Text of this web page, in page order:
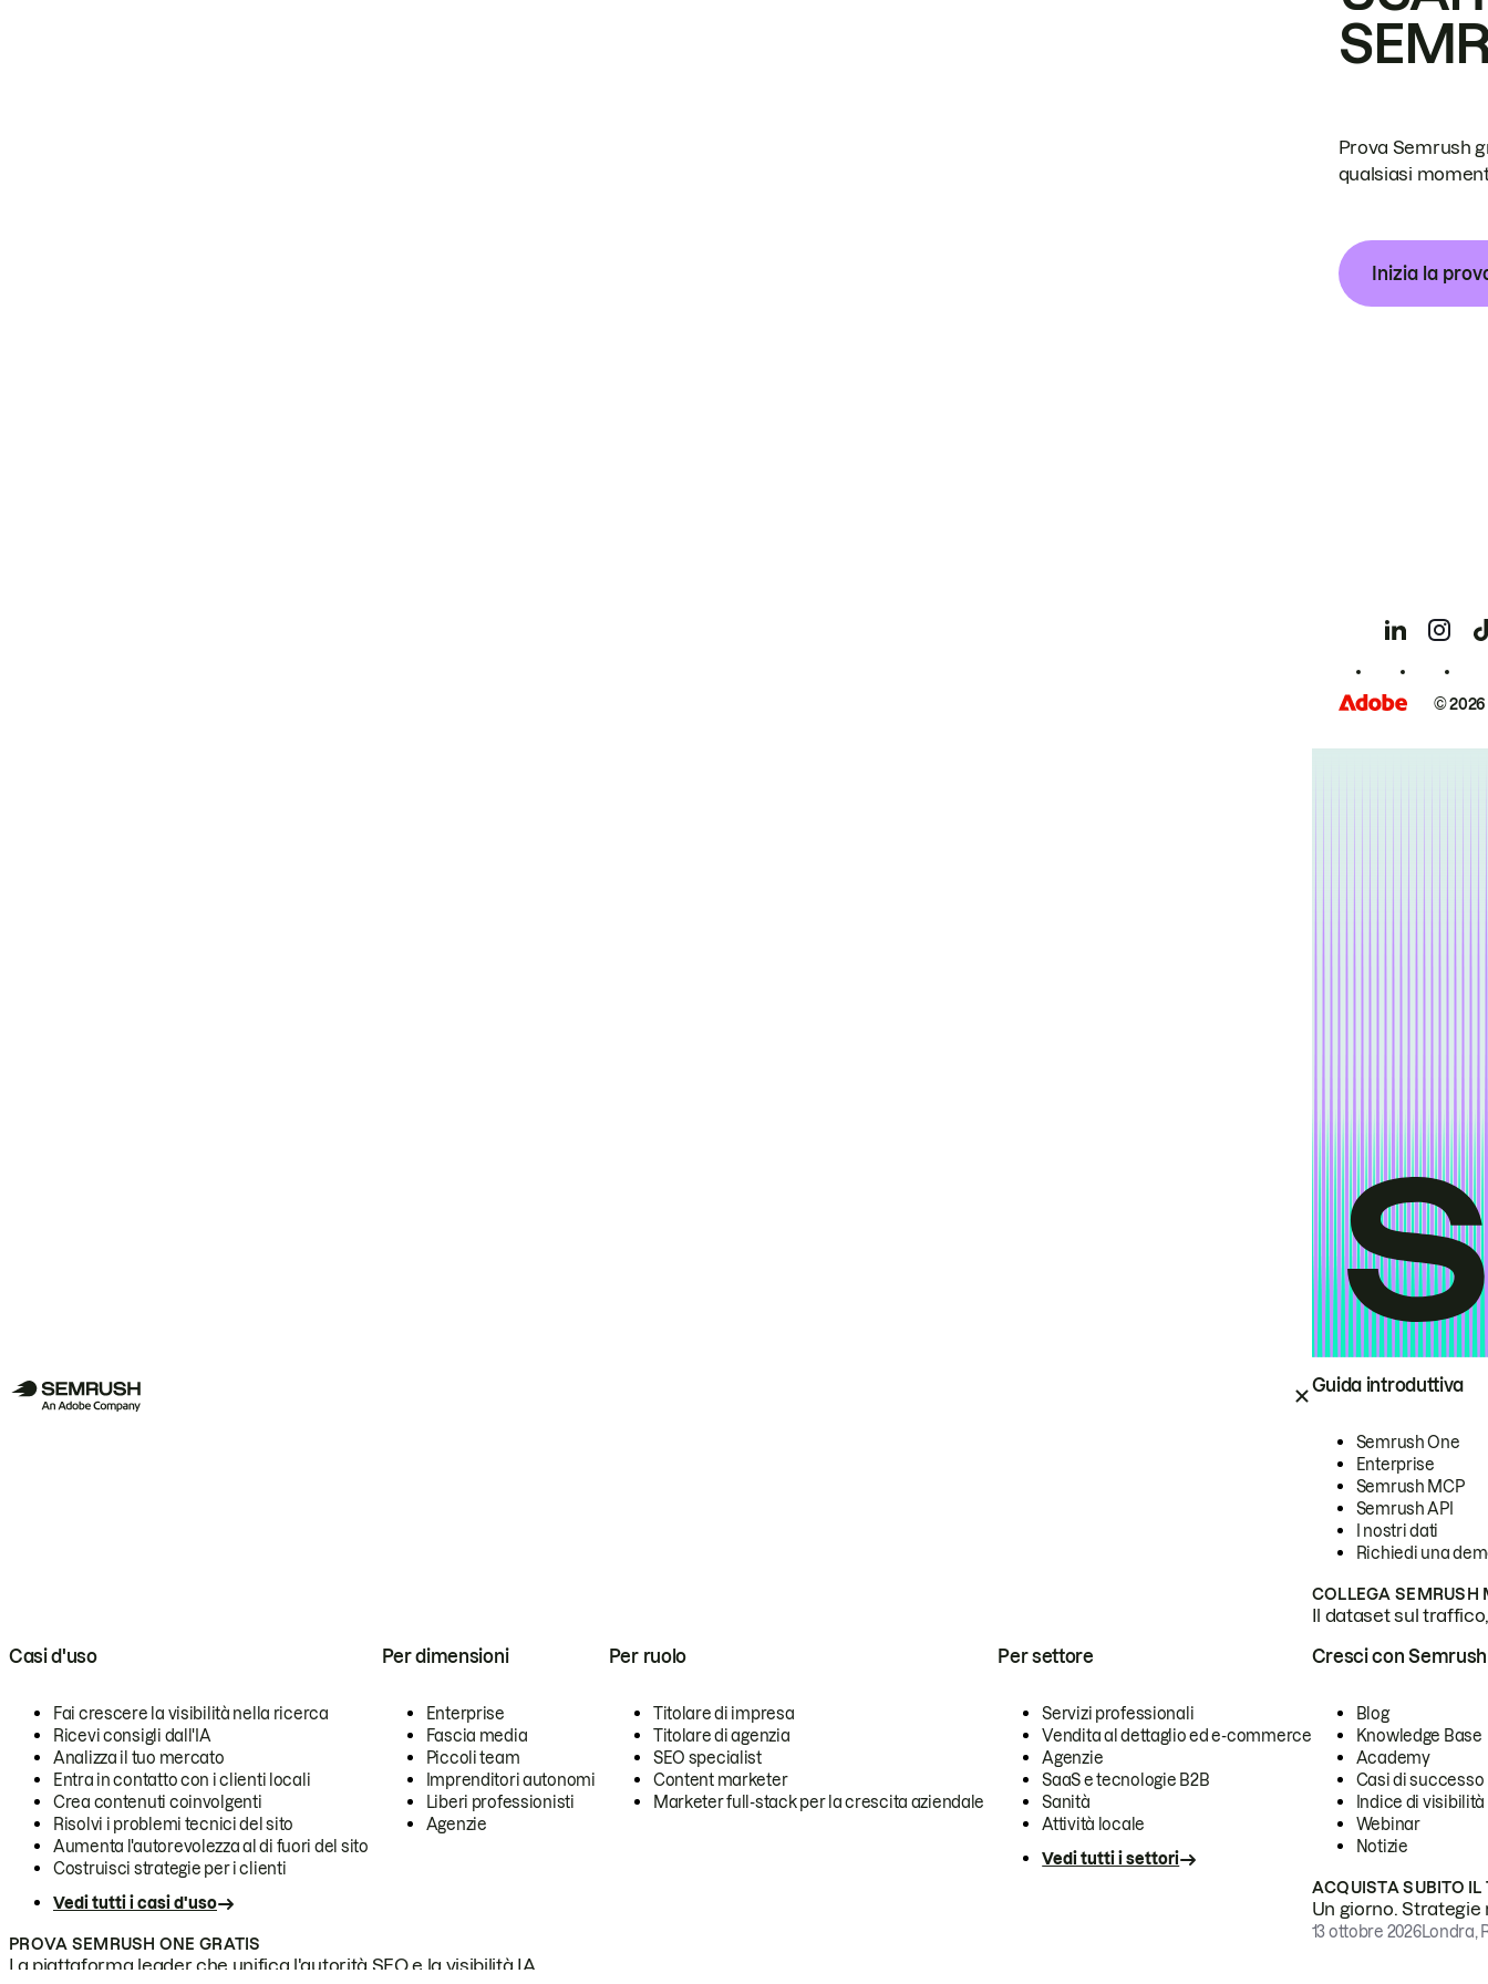
Guida introduttiva
Semrush One
Enterprise
Semrush MCP
Semrush API
I nostri dati
Richiedi una
COLLEGA SEMRUSH
Il dataset sul
Casi d'uso
Fai crescere la visibilità nella ricerca
Ricevi consigli dall'IA
Analizza il tuo mercato
Entra in contatto con i clienti locali
Crea contenuti coinvolgenti
Risolvi i problemi tecnici del sito
Aumenta l'autorevolezza al di fuori del sito
Costruisci strategie per i clienti
Vedi tutti i casi d'uso
Per dimensioni
Enterprise
Fascia media
Piccoli team
Imprenditori autonomi
Liberi professionisti
Agenzie
Per ruolo
Titolare di impresa
Titolare di agenzia
SEO specialist
Content marketer
Marketer full-stack per la crescita aziendale
Per settore
Servizi professionali
Vendita al dettaglio ed e-commerce
Agenzie
SaaS e tecnologie B2B
Sanità
Attività locale
Vedi tutti i settori
PROVA SEMRUSH ONE GRATIS
La piattaforma leader che unifica l'autorità SEO e la visibilità IA.
Cresci con Semrush
Blog
Knowledge Base
Academy
Casi di successo
Indice di visibilità
Webinar
Notizie
ACQUISTA SUBITO IL
Un giorno.
13 ottobre 2026Londra,
Prova Semrush
qualsiasi
Inizia la
©